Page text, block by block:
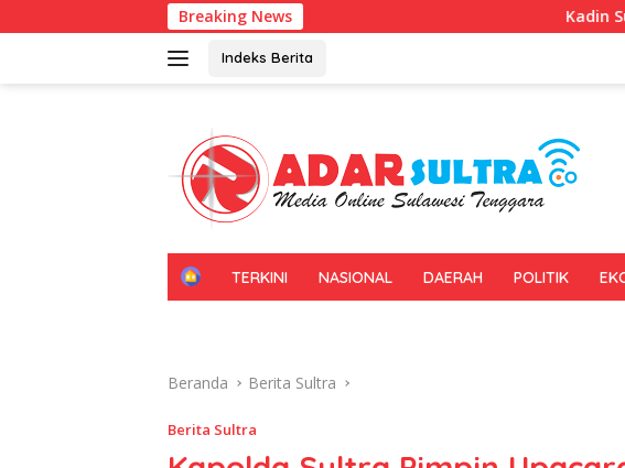
ke
Breaking News Kadin Sultra Gandeng IAI
Indeks Berita
H
TERKINI NASIONAL DAERAH POLITIK
Beranda Berita Sultra
Berita Sultra